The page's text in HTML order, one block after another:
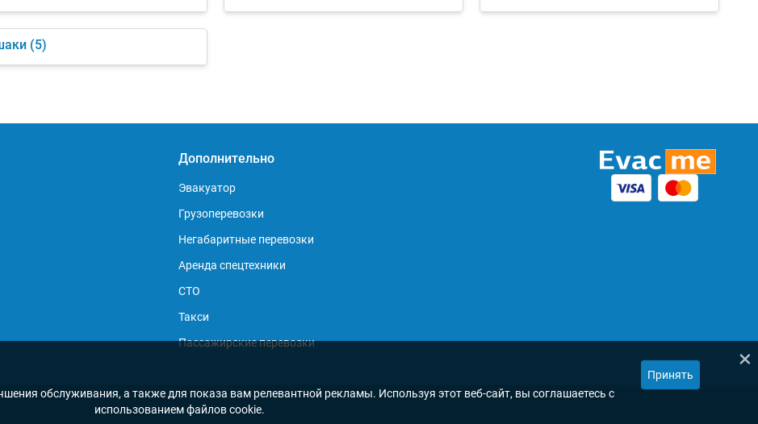
(5)
Дополнительно
Эвакуатор
Грузоперевозки
Негабаритные перевозки
Аренда спецтехники
СТО
Такси
Пассажирские перевозки
×
обслуживания, а также для показа вам релевантной рекламы. Используя этот веб-сайт, вы соглашаетесь с
использованием файлов cookie.
Принять